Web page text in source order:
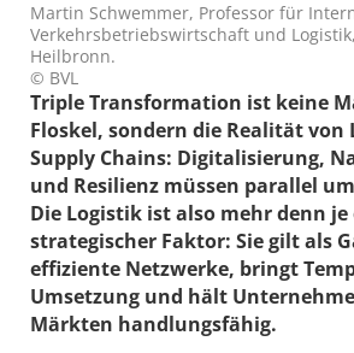
Martin Schwemmer, Professor für
Verkehrsbetriebswirtschaft und
Heilbronn.
© BVL
Triple Transformation ist keine
Floskel, sondern die Realität von
Supply Chains: Digitalisierung,
und Resilienz müssen parallel
Die Logistik ist also mehr denn je
strategischer Faktor: Sie gilt als
effiziente Netzwerke, bringt
Umsetzung und hält
Märkten handlungsfähig.